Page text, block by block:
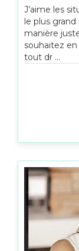
J’aime les
le plus
manière
souhaitez
tout dr ...